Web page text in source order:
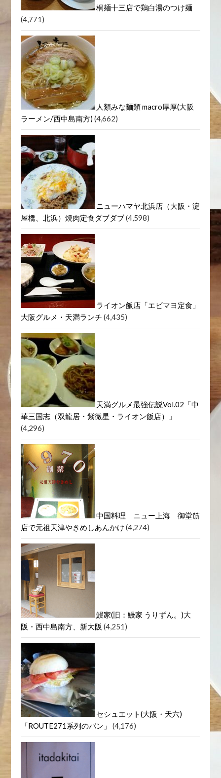
桐麺十三店で鶏白湯のつけ麺
(4,771)
人類みな麺類 macro厚厚(大阪
ラーメン/西中島南方) (4,662)
ニューハマヤ北浜店（大阪・淀
屋橋、北浜）焼肉定食ダブダブ(4,598)
ライオン飯店「エビマヨ定食」
大阪グルメ・天満ランチ (4,435)
天満グルメ最強伝説Vol.02「中
華三国志（双龍居・紫微星・ライオン飯店）」
(4,296)
中国料理 ニュー上海 御堂筋
店で元祖天津やきめしあんかけ (4,274)
鰻家(旧：鰻家 うりずん。)大
阪・西中島南方、新大阪 (4,251)
セシュエット(大阪・天六)
「ROUTE271系列のパン」
(4,176)